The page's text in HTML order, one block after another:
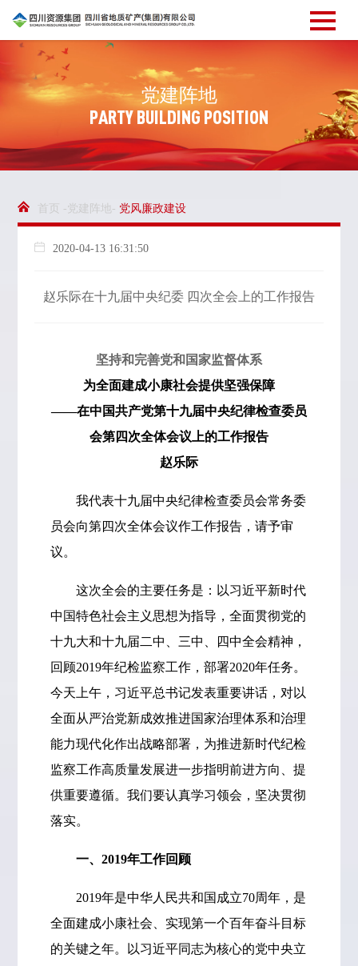
党建阵地
PARTYBUILDING POSITION
首页 -党建阵地- 党风廉政建设
2020-04-13 16:31:50
赵乐际在十九届中央纪委 四次全会上的工作报告
坚持和完善党和国家监督体系
为全面建成小康社会提供坚强保障
——在中国共产党第十九届中央纪律检查委员
会第四次全体会议上的工作报告
赵乐际
我代表十九届中央纪律检查委员会常务委
员会向第四次全体会议作工作报告，请予审
议。
这次全会的主要任务是：以习近平新时代
中国特色社会主义思想为指导，全面贯彻党的
十九大和十九届二中、三中、四中全会精神，
回顾2019年纪检监察工作，部署2020年任务。
今天上午，习近平总书记发表重要讲话，对以
全面从严治党新成效推进国家治理体系和治理
能力现代化作出战略部署，为推进新时代纪检
监察工作高质量发展进一步指明前进方向、提
供重要遵循。我们要认真学习领会，坚决贯彻
落实。
一、2019年工作回顾
2019年是中华人民共和国成立70周年，是
全面建成小康社会、实现第一个百年奋斗目标
的关键之年。以习近平同志为核心的党中央立